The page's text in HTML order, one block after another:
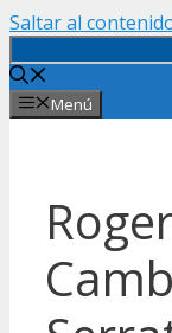
Saltar al
Menú